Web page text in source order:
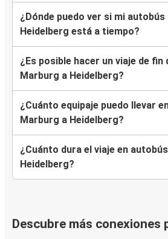
¿Dónde puedo ver si mi
Heidelberg está a tiempo?
¿Es posible hacer un viaje de fin
Marburg a Heidelberg?
¿Cuánto equipaje puedo llevar
Marburg a Heidelberg?
¿Cuánto dura el viaje en
Heidelberg?
Descubre más conexiones